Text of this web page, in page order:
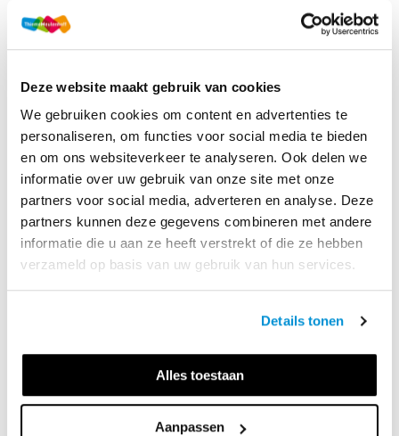
Deze website maakt gebruik van cookies
We gebruiken cookies om content en advertenties te
personaliseren, om functies voor social media te bieden
en om ons websiteverkeer te analyseren. Ook delen we
informatie over uw gebruik van onze site met onze
partners voor social media, adverteren en analyse. Deze
partners kunnen deze gegevens combineren met andere
informatie die u aan ze heeft verstrekt of die ze hebben
verzameld op basis van uw gebruik van hun services.
Details tonen
Alles toestaan
Aanpassen
AANMELDEN VOOR EEN
TRAINING?
Laat via de mail weten dat je interesse hebt in een training
voor jou en je collega's. Na je aanmelding nemen we
contact op voor een intakegesprek om te bespreken hoe
we de training zo goed mogelijk kunnen afstemmen op de
situatie op jullie school en de vragen binnen de vaksectie.
Ook bespreken we hoe jullie je het beste op de training
Liever direct een afspraak in je agenda? Plan een
opstarttraining, opfristraining of een training op maat in de
agenda van Lucy